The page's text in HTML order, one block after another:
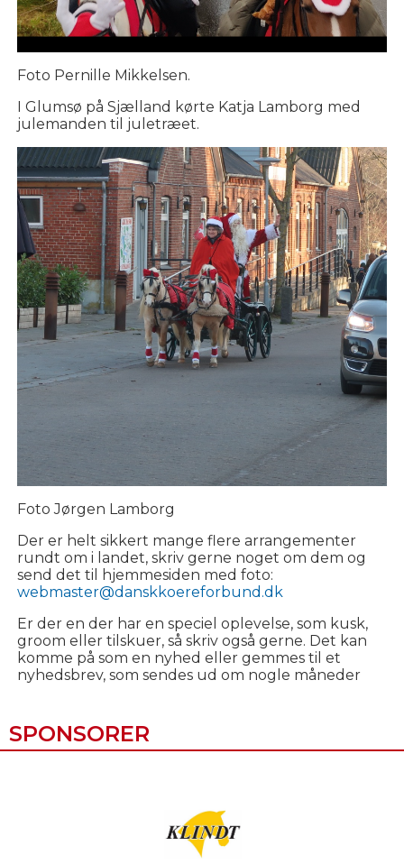
Foto Pernille Mikkelsen.
I Glumsø på Sjælland kørte Katja Lamborg med
julemanden til juletræet.
Foto Jørgen Lamborg
Der er helt sikkert mange flere arrangementer
rundt om i landet, skriv gerne noget om dem og
send det til hjemmesiden med foto:
webmaster@danskkoereforbund.dk
Er der en der har en speciel oplevelse, som kusk,
groom eller tilskuer, så skriv også gerne. Det kan
komme på som en nyhed eller gemmes til et
nyhedsbrev, som sendes ud om nogle måneder
SPONSORER